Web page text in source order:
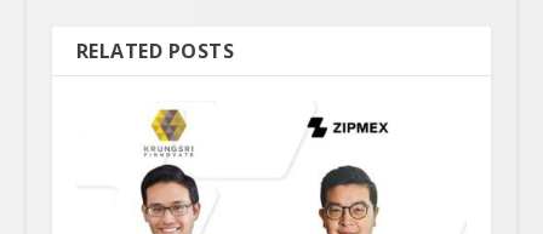
RELATED POSTS